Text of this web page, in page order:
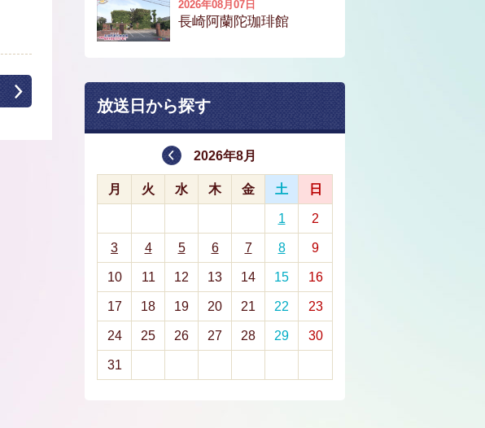
2026年08月07日
長崎阿蘭陀珈琲館
放送日から探す
2026年8月
月 火 水 木 金 土 日
1 2
3 4 5 6 7 8 9
10 11 12 13 14 15 16
17 18 19 20 21 22 23
24 25 26 27 28 29 30
31